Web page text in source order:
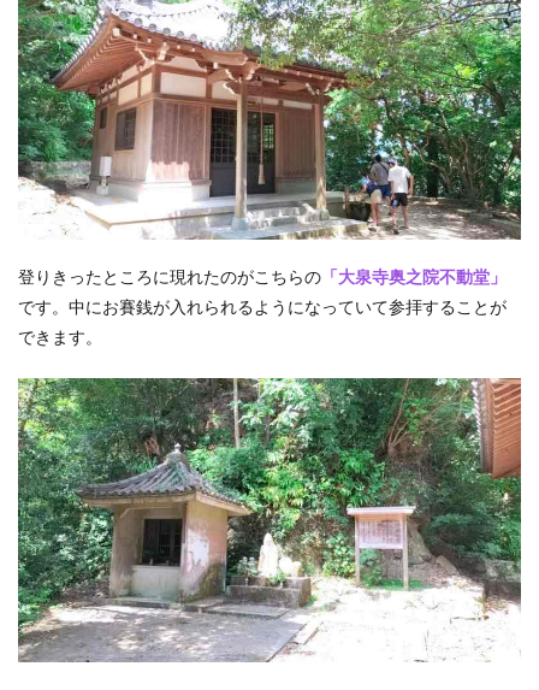
登りきったところに現れたのがこちらの 「大泉寺奥之院不動堂」
です。中にお賽銭が入れられるようになっていて参拝することが
できます。